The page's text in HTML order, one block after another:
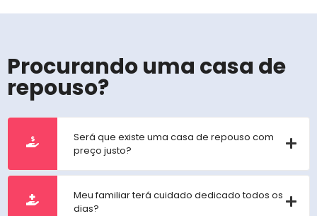
Procurando uma casa de
repouso?
Será que existe uma casa de repouso com
preço justo?
Meu familiar terá cuidado dedicado todos os
dias?